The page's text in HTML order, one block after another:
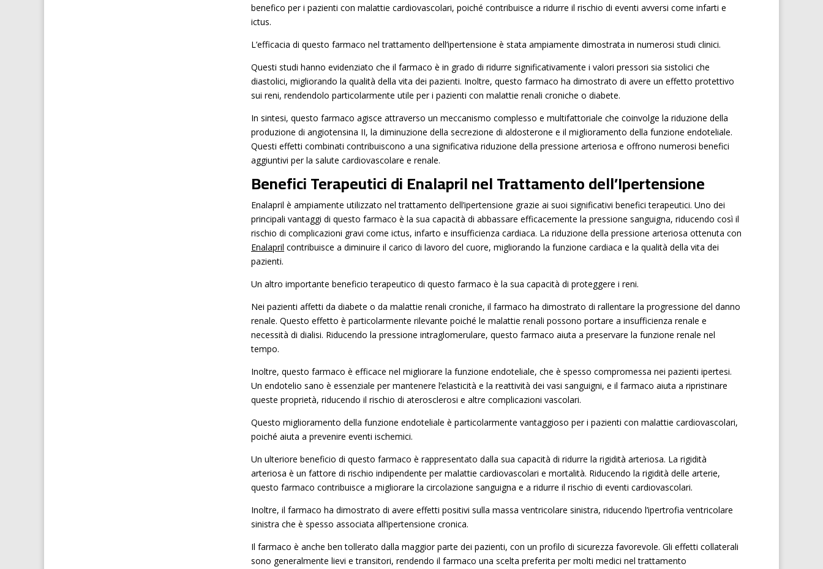
benefico per i pazienti con malattie cardiovascolari, poiché contribuisce a ridurre il rischio di eventi avversi come infarti e
ictus.
L’efficacia di questo farmaco nel trattamento dell’ipertensione è stata ampiamente dimostrata in numerosi studi clinici.
Questi studi hanno evidenziato che il farmaco è in grado di ridurre significativamente i valori pressori sia sistolici che
diastolici, migliorando la qualità della vita dei pazienti. Inoltre, questo farmaco ha dimostrato di avere un effetto protettivo
sui reni, rendendolo particolarmente utile per i pazienti con malattie renali croniche o diabete.
In sintesi, questo farmaco agisce attraverso un meccanismo complesso e multifattoriale che coinvolge la riduzione della
produzione di angiotensina II, la diminuzione della secrezione di aldosterone e il miglioramento della funzione endoteliale.
Questi effetti combinati contribuiscono a una significativa riduzione della pressione arteriosa e offrono numerosi benefici
aggiuntivi per la salute cardiovascolare e renale.
Benefici Terapeutici di Enalapril nel Trattamento dell’Ipertensione
Enalapril è ampiamente utilizzato nel trattamento dell’ipertensione grazie ai suoi significativi benefici terapeutici. Uno dei
principali vantaggi di questo farmaco è la sua capacità di abbassare efficacemente la pressione sanguigna, riducendo così il
rischio di complicazioni gravi come ictus, infarto e insufficienza cardiaca. La riduzione della pressione arteriosa ottenuta con
Enalapril contribuisce a diminuire il carico di lavoro del cuore, migliorando la funzione cardiaca e la qualità della vita dei
pazienti.
Un altro importante beneficio terapeutico di questo farmaco è la sua capacità di proteggere i reni.
Nei pazienti affetti da diabete o da malattie renali croniche, il farmaco ha dimostrato di rallentare la progressione del danno
renale. Questo effetto è particolarmente rilevante poiché le malattie renali possono portare a insufficienza renale e
necessità di dialisi. Riducendo la pressione intraglomerulare, questo farmaco aiuta a preservare la funzione renale nel
tempo.
Inoltre, questo farmaco è efficace nel migliorare la funzione endoteliale, che è spesso compromessa nei pazienti ipertesi.
Un endotelio sano è essenziale per mantenere l’elasticità e la reattività dei vasi sanguigni, e il farmaco aiuta a ripristinare
queste proprietà, riducendo il rischio di aterosclerosi e altre complicazioni vascolari.
Questo miglioramento della funzione endoteliale è particolarmente vantaggioso per i pazienti con malattie cardiovascolari,
poiché aiuta a prevenire eventi ischemici.
Un ulteriore beneficio di questo farmaco è rappresentato dalla sua capacità di ridurre la rigidità arteriosa. La rigidità
arteriosa è un fattore di rischio indipendente per malattie cardiovascolari e mortalità. Riducendo la rigidità delle arterie,
questo farmaco contribuisce a migliorare la circolazione sanguigna e a ridurre il rischio di eventi cardiovascolari.
Inoltre, il farmaco ha dimostrato di avere effetti positivi sulla massa ventricolare sinistra, riducendo l’ipertrofia ventricolare
sinistra che è spesso associata all’ipertensione cronica.
Il farmaco è anche ben tollerato dalla maggior parte dei pazienti, con un profilo di sicurezza favorevole. Gli effetti collaterali
sono generalmente lievi e transitori, rendendo il farmaco una scelta preferita per molti medici nel trattamento